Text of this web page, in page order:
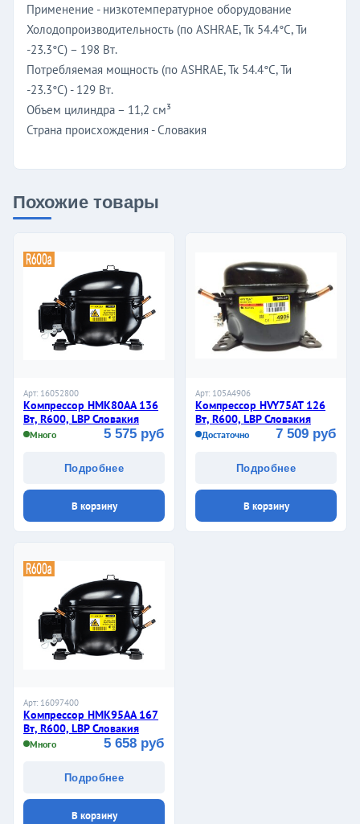
Применение - низкотемпературное оборудование
Холодопроизводительность (по ASHRAE, Тк 54.4°C, Ти
-23.3°C) – 198 Вт.
Потребляемая мощность (по ASHRAE, Тк 54.4°C, Ти
-23.3°C) - 129 Вт.
Объем цилиндра – 11,2 см³
Страна происхождения - Словакия
Похожие товары
Арт: 16052800
Компрессор HMK80AA 136
Вт, R600, LBP Словакия
Много 5 575 руб
Подробнее
В корзину
Арт: 105A4906
Компрессор HVY75AT 126
Вт, R600, LBP Словакия
Достаточно 7 509 руб
Подробнее
В корзину
Арт: 16097400
Компрессор HMK95AA 167
Вт, R600, LBP Словакия
Много 5 658 руб
Подробнее
В корзину